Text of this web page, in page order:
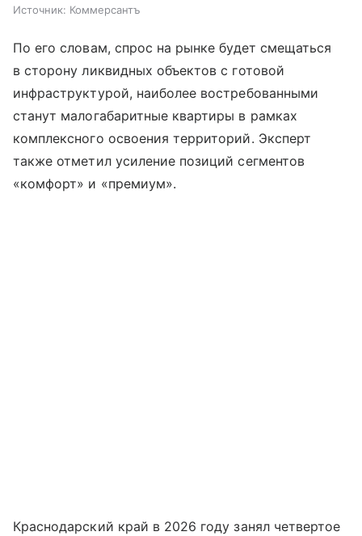
Источник: Коммерсантъ
По его словам, спрос на рынке будет смещаться
в сторону ликвидных объектов с готовой
инфраструктурой, наиболее востребованными
станут малогабаритные квартиры в рамках
комплексного освоения территорий. Эксперт
также отметил усиление позиций сегментов
«комфорт» и «премиум».
Краснодарский край в 2026 году занял четвертое